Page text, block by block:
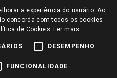
a experiência do usuário. Ao
concorda com todos os cookies
de Cookies. Ler mais
DESEMPENHO
FUNCIONALIDADE